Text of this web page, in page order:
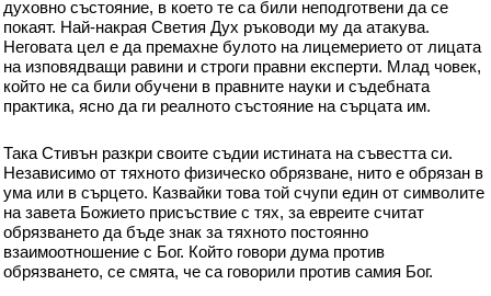
духовно състояние, в което те са били неподготвени да се
покаят. Най-накрая Светия Дух ръководи му да атакува.
Неговата цел е да премахне булото на лицемерието от лицата
на изповядващи равини и строги правни експерти. Млад човек,
който не са били обучени в правните науки и съдебната
практика, ясно да ги реалното състояние на сърцата им.
Така Стивън разкри своите съдии истината на съвестта си.
Независимо от тяхното физическо обрязване, нито е обрязан в
ума или в сърцето. Казвайки това той счупи един от символите
на завета Божието присъствие с тях, за евреите считат
обрязването да бъде знак за тяхното постоянно
взаимоотношение с Бог. Който говори дума против
обрязването, се смята, че са говорили против самия Бог.